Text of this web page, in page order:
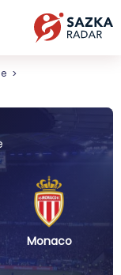
Monaco